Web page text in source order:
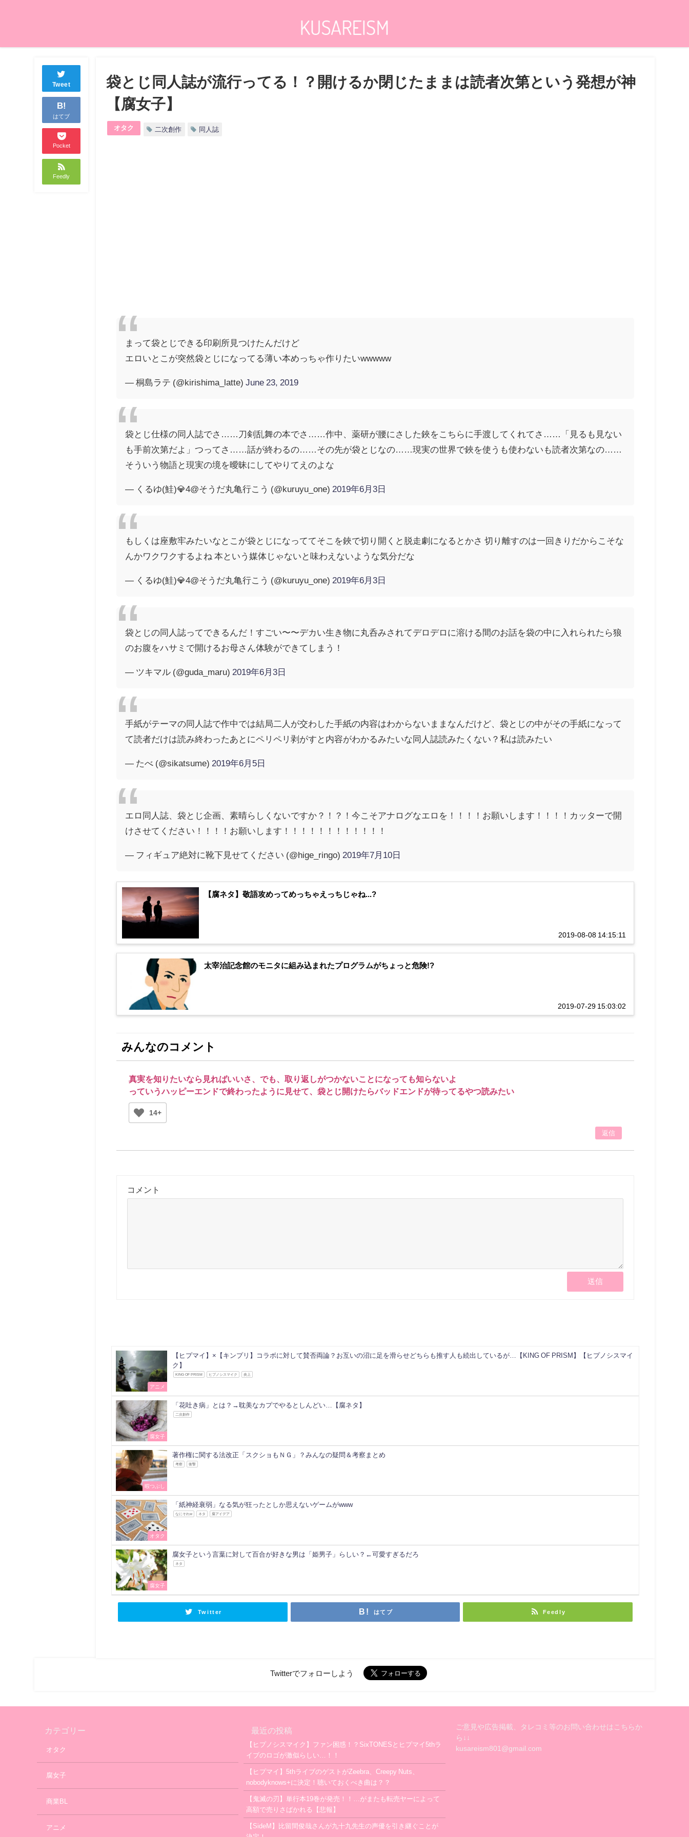
Tweet
B!
はてブ
Pocket
Feedly
袋とじ同人誌が流行ってる！？開けるか閉じたままは読者次第という発想が神
【腐女子】
オタク 二次創作 同人誌
まって袋とじできる印刷所見つけたんだけど
エロいとこが突然袋とじになってる薄い本めっちゃ作りたいwwwww
— 桐島ラテ (@kirishima_latte)June 23, 2019
袋とじ仕様の同人誌でさ……刀剣乱舞の本でさ……作中、薬研が腰にさした鋏をこちらに手渡してくれてさ……「見るも見ない
も手前次第だよ」つってさ……話が終わるの……その先が袋とじなの……現実の世界で鋏を使うも使わないも読者次第なの……
そういう物語と現実の境を曖昧にしてやりてえのよな
— くるゆ(鮭)💎4@そうだ丸亀行こう (@kuruyu_one) 2019年6月3日
もしくは座敷牢みたいなとこが袋とじになっててそこを鋏で切り開くと脱走劇になるとかさ 切り離すのは一回きりだからこそな
んかワクワクするよね 本という媒体じゃないと味わえないような気分だな
— くるゆ(鮭)💎4@そうだ丸亀行こう (@kuruyu_one) 2019年6月3日
袋とじの同人誌ってできるんだ！すごい〜〜デカい生き物に丸呑みされてデロデロに溶ける間のお話を袋の中に入れられたら狼
のお腹をハサミで開けるお母さん体験ができてしまう！
— ツキマル (@guda_maru) 2019年6月3日
手紙がテーマの同人誌で作中では結局二人が交わした手紙の内容はわからないままなんだけど、袋とじの中がその手紙になって
て読者だけは読み終わったあとにペリペリ剥がすと内容がわかるみたいな同人誌読みたくない？私は読みたい
— たべ (@sikatsume) 2019年6月5日
エロ同人誌、袋とじ企画、素晴らしくないですか？！？！今こそアナログなエロを！！！！お願いします！！！！カッターで開
けさせてください！！！！お願いします！！！！！！！！！！！！
— フィギュア絶対に靴下見せてください (@hige_ringo) 2019年7月10日
【腐ネタ】敬語攻めってめっちゃえっちじゃね...?
2019-08-08 14:15:11
太宰治記念館のモニタに組み込まれたプログラムがちょっと危険!?
2019-07-29 15:03:02
みんなのコメント
真実を知りたいなら見ればいいさ、でも、取り返しがつかないことになっても知らないよ
っていうハッピーエンドで終わったように見せて、袋とじ開けたらバッドエンドが待ってるやつ読みたい
14+
返信
コメント
アニメ
【ヒプマイ】×【キンプリ】コラボに対して賛否両論？お互いの沼に足を滑らせどちらも推す人も続出しているが…【KING OF PRISM】【ヒプノシスマイ
ク】
KING OF PRISM ヒプノシスマイク 炎上
腐女子
「花吐き病」とは？→耽美なカプでやるとしんどい…【腐ネタ】
二次創作
暇つぶし
著作権に関する法改正「スクショもＮＧ」？みんなの疑問＆考察まとめ
考察 衝撃
オタク
「紙神経衰弱」なる気が狂ったとしか思えないゲームがwww
なにそれw ネタ 腐アイデア
腐女子
腐女子という言葉に対して百合が好きな男は「姫男子」らしい？←可愛すぎるだろ
ネタ
Twitter はてブ Feedly
Twitterでフォローしよう
カテゴリー
オタク
腐女子
商業BL
アニメ
最近の投稿
【ヒプノシスマイク】ファン困惑！？SixTONESとヒプマイ5thラ
イブのロゴが激似らしい…！！
【ヒプマイ】5thライブのゲストがZeebra、Creepy Nuts、
nobodyknows+に決定！聴いておくべき曲は？？
【鬼滅の刃】単行本19巻が発売！！…がまたも転売ヤーによって
高額で売りさばかれる【悲報】
【SideM】比留間俊哉さんが九十九先生の声優を引き継ぐことが
ご意見や広告掲載、タレコミ等のお問い合わせはこちらか
ら↓↓
kusareism801@gmail.com